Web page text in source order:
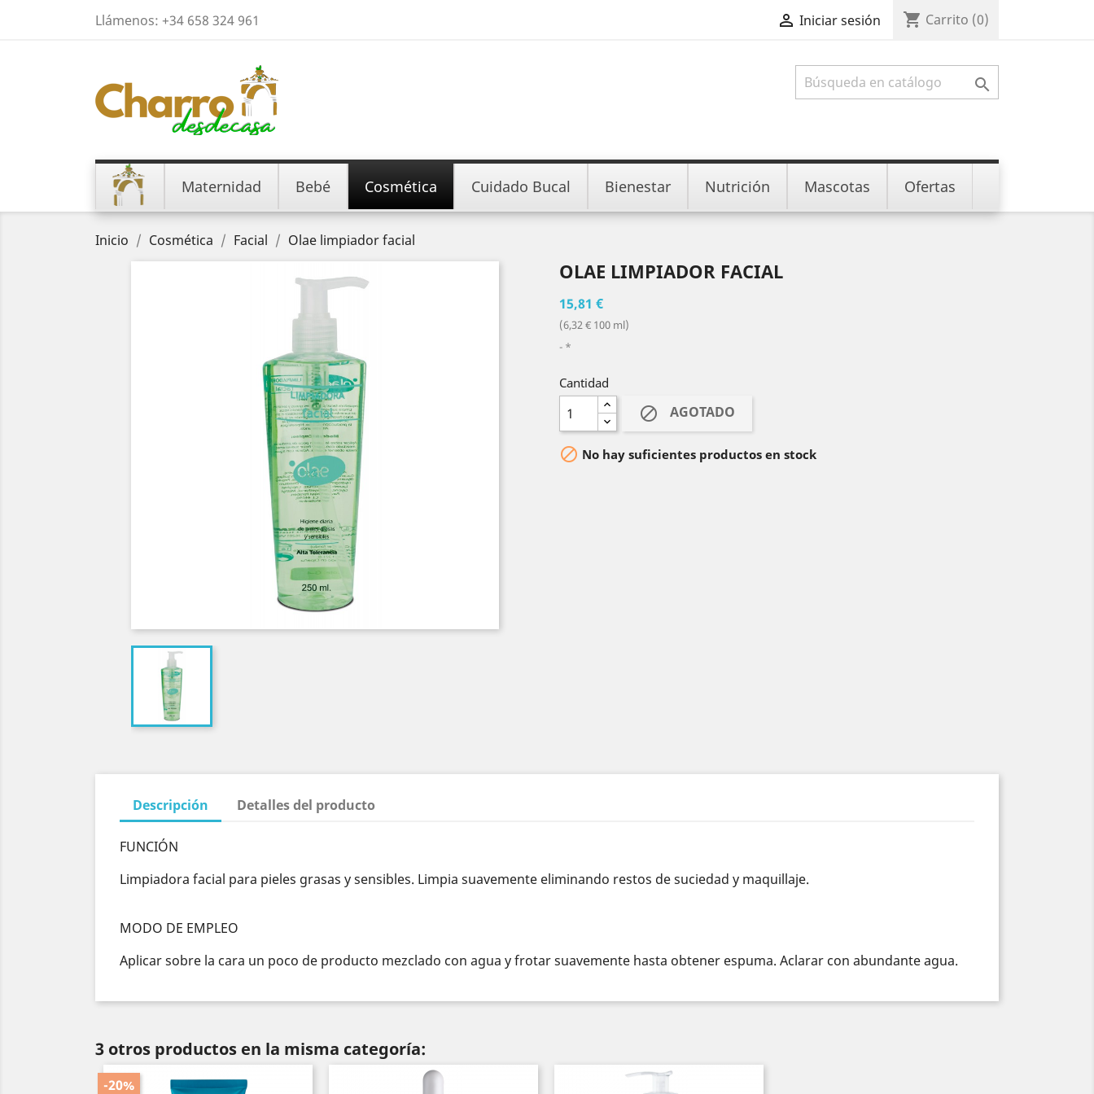
Llámenos: +34 658 324 961  Iniciar sesión shopping_cart Carrito (0)

Maternidad Bebé Cosmética Cuidado Bucal Bienestar Nutrición Mascotas Ofertas
Inicio Cosmética Facial Olae limpiador facial
OLAE LIMPIADOR FACIAL
15,81 €
(6,32 € 100 ml)
*
Cantidad
 AGOTADO
 No hay suficientes productos en stock
Descripción Detalles del producto
FUNCIÓN
Limpiadora facial para pieles grasas y sensibles. Limpia suavemente eliminando restos de suciedad y maquillaje.
MODO DE EMPLEO
Aplicar sobre la cara un poco de producto mezclado con agua y frotar suavemente hasta obtener espuma. Aclarar con abundante agua.
3 otros productos en la misma categoría:
-20%